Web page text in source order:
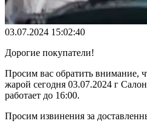
03.07.2024 15:02:40
Дорогие покупатели!
Просим вас обратить внимание,
жарой сегодня 03.07.2024 г
работает до 16:00.
Просим извинения за